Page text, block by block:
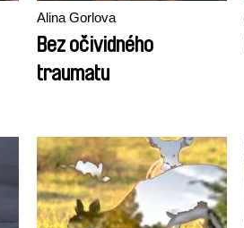
Alina Gorlova
Bez očividného
traumatu